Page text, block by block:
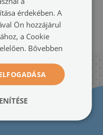
2
érdekében. A
Ön hozzájárul
a Cookie
Bővebben